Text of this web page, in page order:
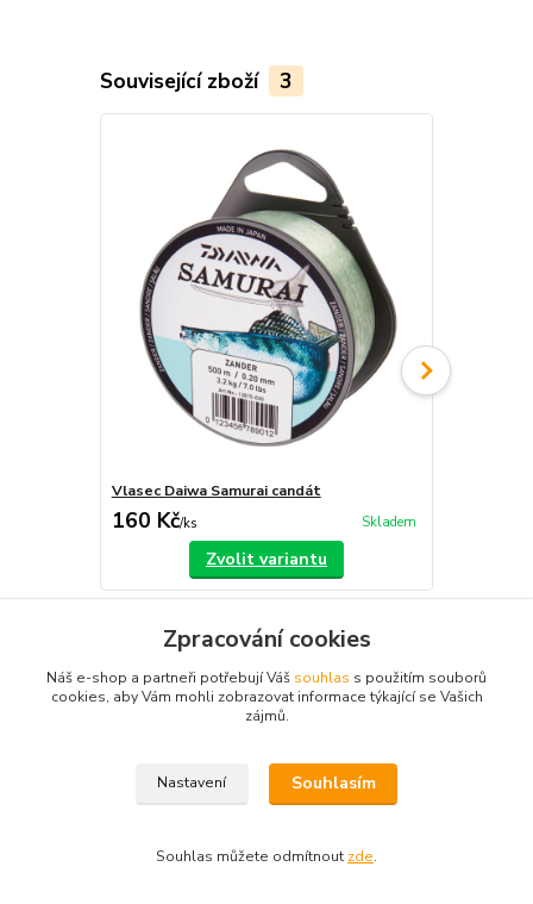
Související zboží 3
Vlasec Daiwa Samurai candát
160 Kč/ks Skladem
Zvolit variantu
Zboží zařazeno v kategoriích
Zpracování cookies
Náš e-shop a partneři potřebují Váš souhlas s použitím souborů
cookies, aby Vám mohli zobrazovat informace týkající se Vašich
zájmů.
Nastavení Souhlasím
Souhlas můžete odmítnout zde.